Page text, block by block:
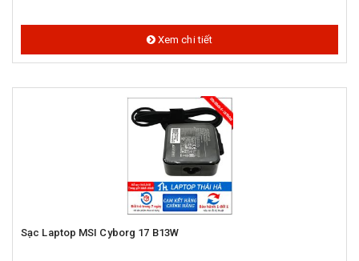
Xem chi tiết
Sạc Laptop MSI Cyborg 17 B13W